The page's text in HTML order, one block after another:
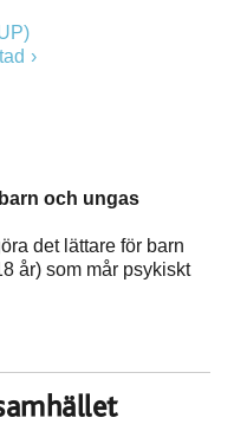
och ungas
det lättare för barn
år) som mår psykiskt